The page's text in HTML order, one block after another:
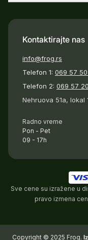
Kontaktirajte nas
info@frog.rs
Telefon 1: 069 57
Telefon 2: 069 57
Nehruova 51a, lokal
Radno vreme
Pon - Pet
09 - 17h
Sve cene su izražene u
pravo izmena
Copyright © 2025 Frog.